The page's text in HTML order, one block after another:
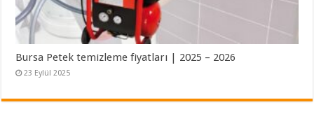
Bursa Petek temizleme fiyatları | 2025 – 2026
23 Eylül 2025